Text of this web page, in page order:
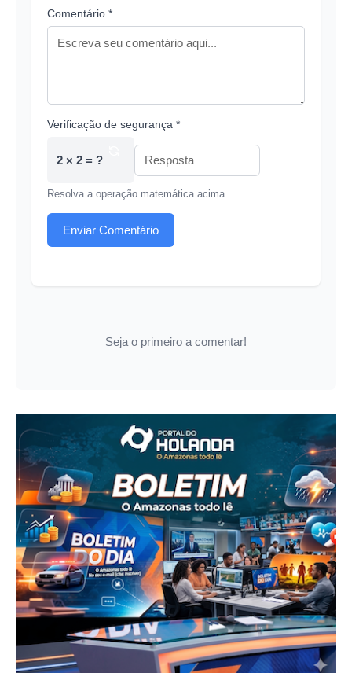
Comentário *
Verificação de segurança *
2 × 2 = ?
Resolva a operação matemática acima
Enviar Comentário
Seja o primeiro a comentar!